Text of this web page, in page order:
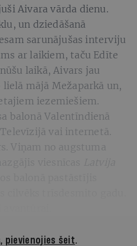
Aivara vārda dienu.
un dziedāšanā
sarunājušas interviju
ar laikiem, taču Edīte
laikā, Aivars jau
mājā Mežaparkā un,
iezemiešiem.
balonā Valentīndienā
vai internetā.
Viņam no augstuma
pievienojies šeit.